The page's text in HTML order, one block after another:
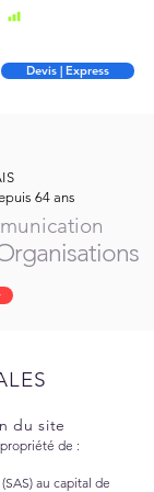
Devis | Express
64 ans
du site
de :
au capital de